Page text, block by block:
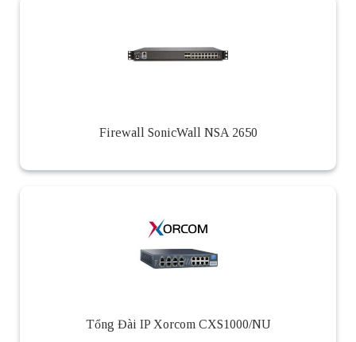
Firewall SonicWall NSA 2650
Tổng Đài IP Xorcom CXS1000/NU